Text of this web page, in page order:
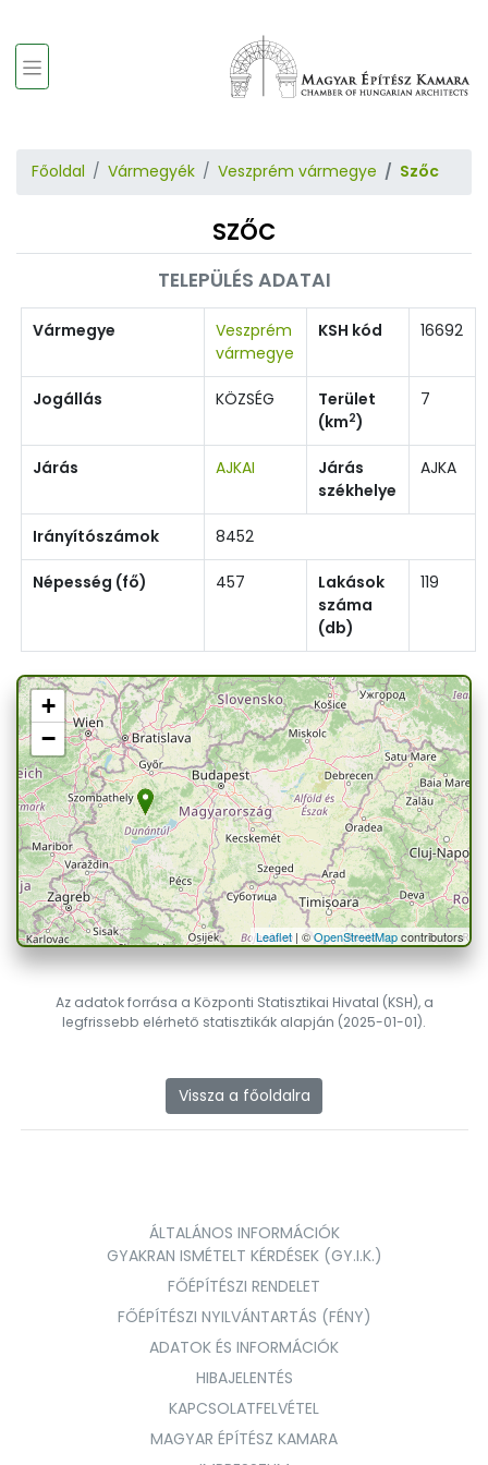
Főoldal Vármegyék Veszprém vármegye Szőc
SZŐC
TELEPÜLÉS ADATAI
Vármegye
Veszprém
vármegye
KSH kód 16692
Jogállás KÖZSÉG
Terület
(km2)
7
Járás AJKAI
Járás
székhelye
AJKA
Irányítószámok 8452
Népesség (fő) 457
Lakások
száma
(db)
119
+
−
Leaflet| ©OpenStreetMapcontributors
Az adatok forrása a Központi Statisztikai Hivatal (KSH), a
legfrissebb elérhető statisztikák alapján (2025-01-01).
Vissza a főoldalra
ÁLTALÁNOS INFORMÁCIÓK
GYAKRAN ISMÉTELT KÉRDÉSEK (GY.I.K.)
FŐÉPÍTÉSZI RENDELET
FŐÉPÍTÉSZI NYILVÁNTARTÁS (FÉNY)
ADATOK ÉS INFORMÁCIÓK
HIBAJELENTÉS
KAPCSOLATFELVÉTEL
MAGYAR ÉPÍTÉSZ KAMARA